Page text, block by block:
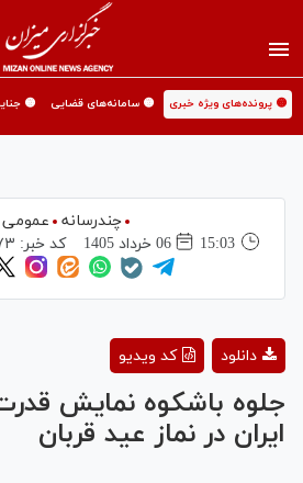
🟡 پرونده‌های ویژه خبری 🟡 سامانه‌های قضایی 🟡
چندرسانه
عمومی
15:03
06 خرداد 1405 کد خبر:
کد ویدیو دانلود
جلوه باشکوه نمایش
ایران در نماز عید قربان